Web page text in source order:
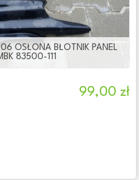
OSŁONA BŁOTNIK PANEL
83500-111
99,00 zł